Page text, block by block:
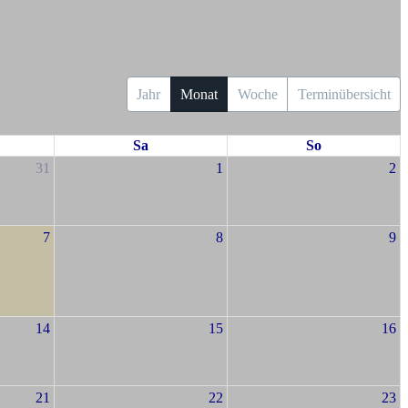
Jahr Monat Woche Terminübersicht
Sa
So
31
1 2
7 8 9
14 15 16
21 22 23